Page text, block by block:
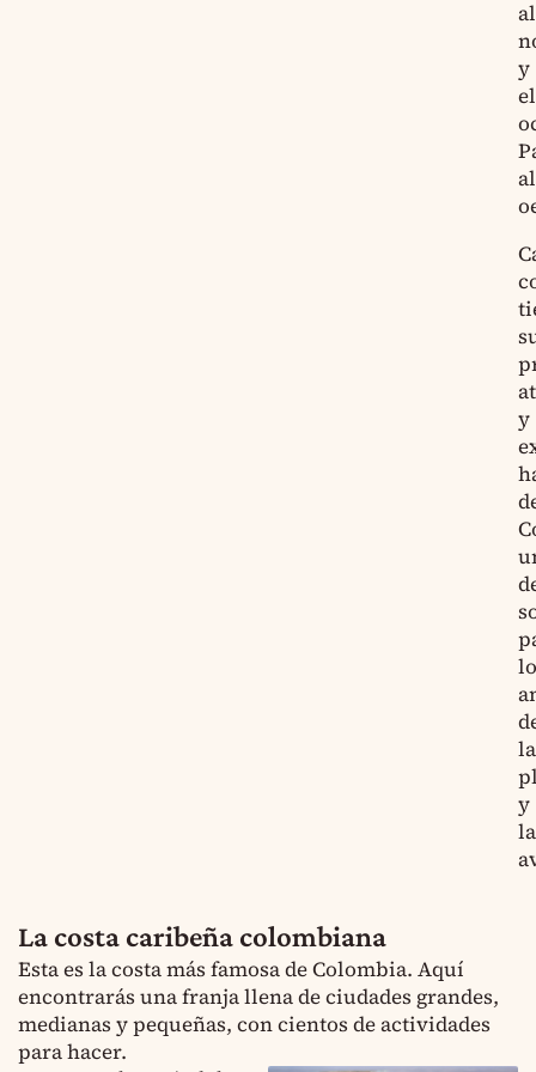
al
y
el
al
y
la
y
la
La costa caribeña colombiana
Esta es la costa más famosa de Colombia. Aquí
encontrarás una franja llena de ciudades grandes,
medianas y pequeñas, con cientos de actividades
para hacer.